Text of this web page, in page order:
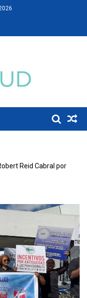
Reid Cabral por